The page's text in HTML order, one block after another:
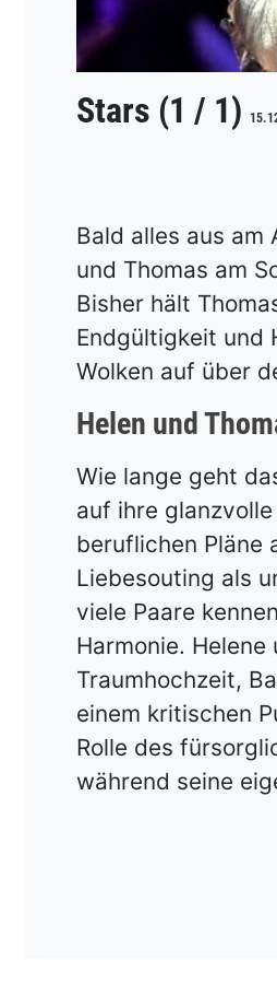
Stars (1 / 1)
Bald alles aus am
und Thomas am
Bisher hält
Endgültigkeit und
Wolken auf über
Helen und
Wie lange geht
auf ihre
beruflichen Pläne
Liebesouting als
viele Paare
Harmonie.
Traumhochzeit,
einem kritischen
Rolle des
während seine